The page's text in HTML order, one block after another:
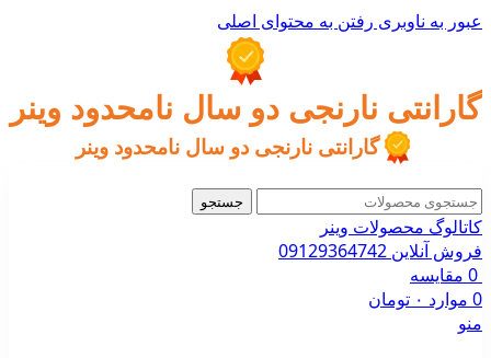
عبور به ناوبری رفتن به محتوای اصلی
گارانتی نارنجی دو سال نامحدود وینر
گارانتی نارنجی دو سال نامحدود وینر
جستجو
کاتالوگ محصولات وینر
فروش آنلاین 09129364742
0 مقایسه
0 موارد ۰ تومان
منو